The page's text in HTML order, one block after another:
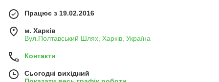
Працює з 19.02.2016
м. Харків
Вул.Полтавський Шлях, Харків, Україна
Контакти
Сьогодні вихідний